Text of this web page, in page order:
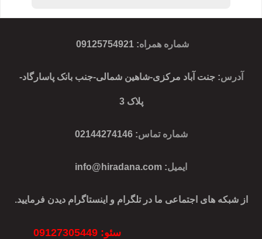
شماره همراه:
09125754921
آدرس: جنت آباد مرکزی-شاهین شمالی-جنب بانک پاسارگاد-
پلاک 3
شماره تماس: 02144274146
ایمیل:
info@hiradana.com
از شبکه های اجتماعی ما در تلگرام و اینستاگرام دیدن فرمایید.
سئو: 09127305449